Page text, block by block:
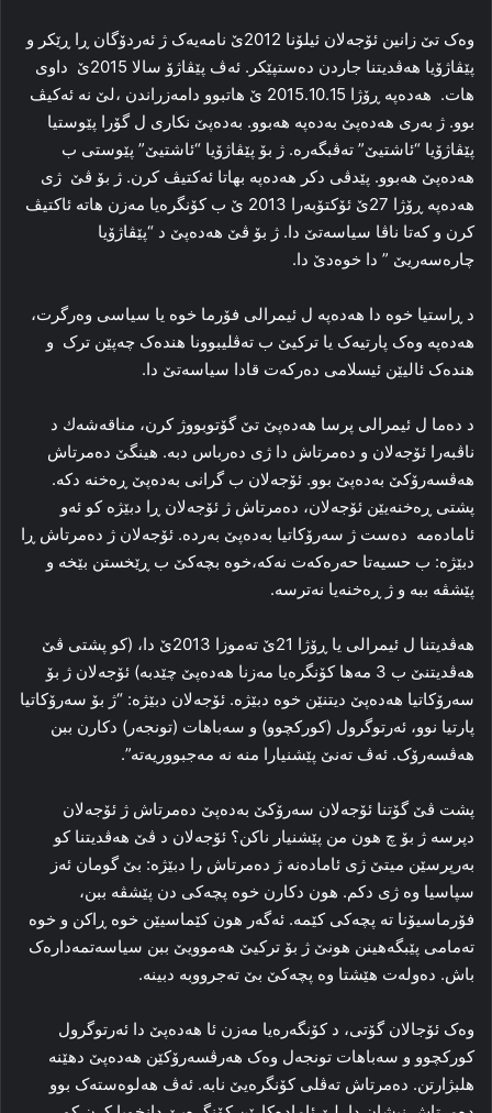
وه‌ک تێ زانین ئۆجەلان ئیلۆنا 2012ێ نامه‌یه‌ک ژ ئه‌ردۆگان ڕا‌ ڕێکر و
پێڤاژۆیا هه‌ڤدیتنا جاردن ده‌ستپێکر. ئه‌ڤ پێڤاژۆ سالا 2015ێ داوی
هات. ھەدەپە ڕۆژا 2015.10.15 ێ هاتبوو دامه‌زراندن ،لێ نه‌ ئەکیڤ
بوو. ژ به‌ری ھەدەپێ بەدەپە هه‌بوو. بەدەپێ نکاری ل گۆرا پێوستیا
پێڤاژۆیا “ئاشتیێ” ته‌ڤبگه‌ره‌. ژ بۆ پێڤاژۆیا “ئاشتیێ” پێوستی ب
ھەدەپێ هه‌بوو. پێدڤی دكر ھەدەپە بهاتا ئەکتیڤ کرن. ژ بۆ ڤێ ژی
ھەدەپە ڕۆژا 27ێ ئۆکتۆبه‌را 2013 ێ ب کۆنگره‌یا مه‌زن هاته‌ ئاکتیڤ
کرن و که‌تا ناڤا سیاسه‌تێ دا‌. ژ بۆ ڤێ ھەدەپێ د “پێڤاژۆیا
چاره‌سه‌ریێ ” دا‌ خوه‌دێ دا.
د ڕاستیا خوه‌ دا‌ ھەدەپە ل ئیمرالی فۆرما خوه‌ یا سیاسی وه‌رگرت،
ھەدەپە وه‌ک پارتیه‌ک یا ترکیێ‌ ب ته‌ڤلیبوونا هنده‌ک چه‌پێن ترک و
هنده‌ک ئالیێن ئیسلامی ده‌رکه‌ت قادا سیاسه‌تێ دا‌.
د ده‌ما ل ئیمرالی پرسا ھەدەپێ تێ گۆتوبووژ کرن، مناقەشەك د
ناڤبه‌را ئۆجەلان و ده‌مرتاش دا‌ ژی ده‌رباس دبه‌. ھینگێ ده‌مرتاش
هه‌ڤسه‌رۆکێ بەدەپێ بوو. ئۆجەلان ب گرانی بەدەپێ ڕه‌خنه‌ دکه‌.
پشتی ڕه‌خنه‌یێن ئۆجەلان، ده‌مرتاش ژ ئۆجەلان ڕا‌ دبێژه‌ کو ئه‌و
ئاماده‌مه‌ ده‌ست ژ سه‌رۆکاتیا بەدەپێ به‌ردە. ئۆجەلان ژ ده‌مرتاش ڕا‌
دبێژه‌: ب حسیه‌تا حه‌ره‌که‌ت نه‌که‌،خوه‌ بچه‌کێ ب ڕێخستن بێخه‌ و
پێشڤه‌ ببه‌ و ژ ڕه‌خنه‌یا نه‌ترسه‌.
هه‌ڤدیتنا ل ئیمرالی یا ڕۆژا 21ێ ته‌موزا 2013ێ دا، (کو پشتی ڤێ
هه‌ڤدیتنێ ب 3 مه‌ها کۆنگره‌یا مه‌زنا ھەدەپێ چێدبه‌) ئۆجەلان ژ بۆ
سه‌رۆکاتیا ھەدەپێ دیتنێن خوه‌ دبێژه‌. ئۆجەلان دبێژه‌: “ژ بۆ سه‌رۆکاتیا
پارتیا نوو، ئه‌رتوگرول (کورکچوو) و سه‌باهات (تونجه‌ر) دکارن ببن
هه‌ڤسه‌رۆک. ئه‌ڤ ته‌نێ پێشنیارا منه‌ نه‌ مه‌جبووریه‌ته”‌.
پشت ڤێ گۆتنا ئۆجەلان سه‌رۆکێ بەدەپێ ده‌مرتاش ژ ئۆجەلان
دپرسە ژ بۆ چ هون من پێشنیار ناکن؟ ئۆجەلان د ڤێ هه‌ڤدیتنا کو
به‌رپرسێن میتێ ژی ئاماده‌نه‌ ژ ده‌مرتاش را دبێژه‌: بێ گومان ئه‌ز
سپاسیا وه‌ ژی دکم. هون دکارن خوه‌ پچه‌کی دن پێشڤه‌ ببن،
فۆرماسیۆنا ته‌ پچه‌کی کێمه‌. ئه‌گه‌ر هون کێماسیێن خوه‌ ڕاکن و خوه‌
ته‌مامی پێبگەهینن هونێ ژ بۆ ترکیێ‌ هه‌موویێ ببن سیاسه‌تمه‌داره‌ک
باش. ده‌وله‌ت هێشتا وه‌ پچەكێ بێ ته‌جرووبه‌ دبینه‌.
وه‌ک ئۆجالان گۆتی، د کۆنگه‌ره‌یا مه‌زن ئا ھەدەپێ دا ئه‌رتوگرول
کورکچوو و سه‌باهات تونجه‌ل وه‌ک هه‌رڤسه‌رۆکێن ھەدەپێ دھێنه‌
هلبژارتن. ده‌مرتاش ته‌ڤلی کۆنگره‌یێ نابه‌. ئه‌ڤ هه‌لوه‌سته‌ک بوو